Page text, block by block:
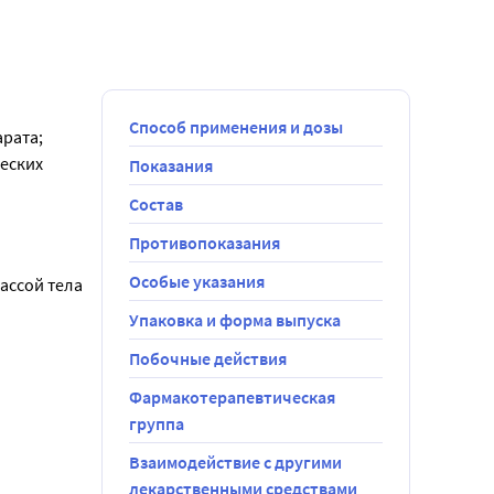
ни
боль в
к
тела
Способ применения и дозы
Показания
Состав
Противопоказания
Особые указания
Упаковка и форма выпуска
Побочные действия
Фармакотерапевтическая
группа
Взаимодействие с другими
лекарственными средствами